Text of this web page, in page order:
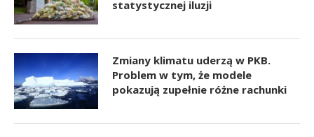
statystycznej iluzji
Zmiany klimatu uderzą w PKB.
Problem w tym, że modele
pokazują zupełnie różne rachunki